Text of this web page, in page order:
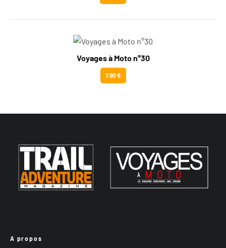
Voyages à Moto n°30
7.90 €
A propos